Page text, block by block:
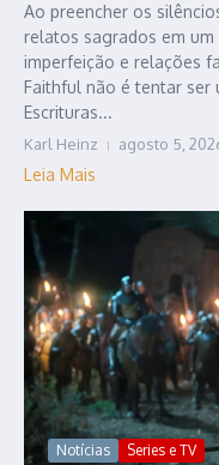
Ao preencher os
relatos sagrados em
imperfeição e relações
Faithful não é tentar ser
Escrituras...
Karl Heinz agosto 5,
Leia Mais
Notícias Series e TV